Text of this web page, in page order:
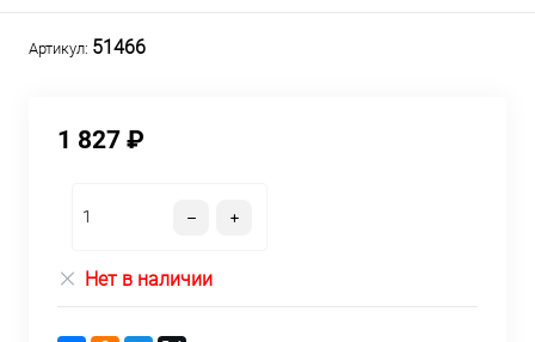
Артикул: 51466
1 827 ₽
Нет в наличии